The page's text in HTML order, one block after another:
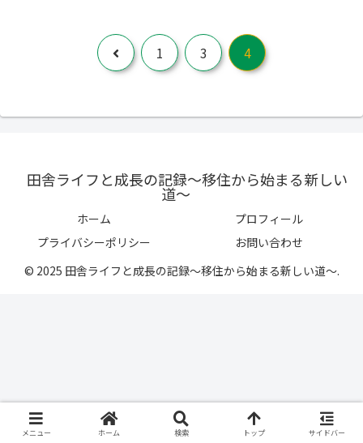
前
1 3 4
田舎ライフと成長の記録〜移住から始まる新しい
道〜
ホーム
プロフィール
プライバシーポリシー
お問い合わせ
© 2025 田舎ライフと成長の記録〜移住から始まる新しい道〜.
メニュー ホーム 検索 トップ サイドバー